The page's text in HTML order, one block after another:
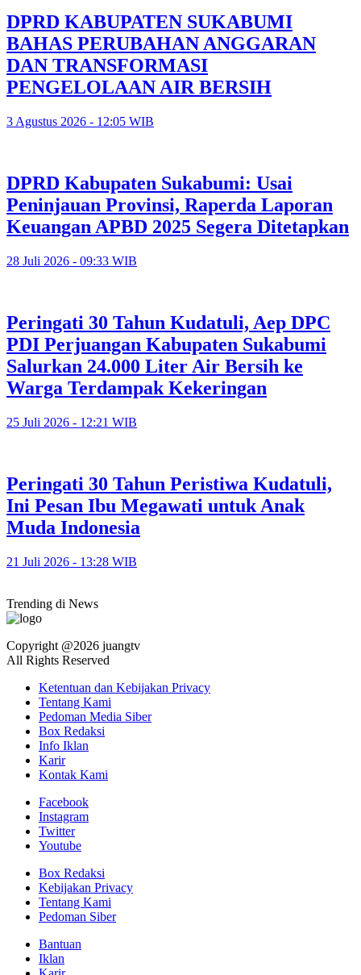
DPRD KABUPATEN SUKABUMI
BAHAS PERUBAHAN ANGGARAN
DAN TRANSFORMASI
PENGELOLAAN AIR BERSIH
3 Agustus 2026 - 12:05 WIB
DPRD Kabupaten Sukabumi: Usai
Peninjauan Provinsi, Raperda Laporan
Keuangan APBD 2025 Segera Ditetapkan
28 Juli 2026 - 09:33 WIB
Peringati 30 Tahun Kudatuli, Aep DPC
PDI Perjuangan Kabupaten Sukabumi
Salurkan 24.000 Liter Air Bersih ke
Warga Terdampak Kekeringan
25 Juli 2026 - 12:21 WIB
Peringati 30 Tahun Peristiwa Kudatuli,
Ini Pesan Ibu Megawati untuk Anak
Muda Indonesia
21 Juli 2026 - 13:28 WIB
Trending di News
Copyright @2026 juangtv
All Rights Reserved
Ketentuan dan Kebijakan Privacy
Tentang Kami
Pedoman Media Siber
Box Redaksi
Info Iklan
Karir
Kontak Kami
Facebook
Instagram
Twitter
Youtube
Box Redaksi
Kebijakan Privacy
Tentang Kami
Pedoman Siber
Bantuan
Iklan